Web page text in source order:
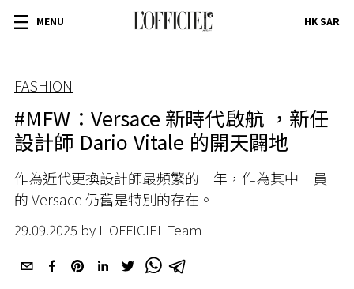
MENU HK SAR
FASHION
#MFW：Versace 新時代啟航 ，新任
設計師 Dario Vitale 的開天闢地
作為近代更換設計師最頻繁的一年，作為其中一員
的 Versace 仍舊是特別的存在。
29.09.2025 by L'OFFICIEL Team